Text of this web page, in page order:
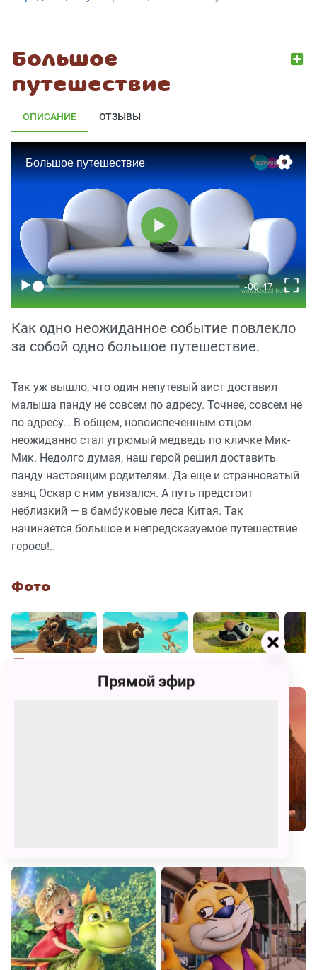
Большое
путешествие
ОПИСАНИЕ ОТЗЫВЫ
Как одно неожиданное событие повлекло
за собой одно большое путешествие.
Так уж вышло, что один непутевый аист доставил
малыша панду не совсем по адресу. Точнее, совсем не
по адресу… В общем, новоиспеченным отцом
неожиданно стал угрюмый медведь по кличке Мик-
Мик. Недолго думая, наш герой решил доставить
панду настоящим родителям. Да еще и странноватый
заяц Оскар с ним увязался. А путь предстоит
неблизкий — в бамбуковые леса Китая. Так
начинается большое и непредсказуемое путешествие
героев!..
Фото
Похожие
Прямой эфир